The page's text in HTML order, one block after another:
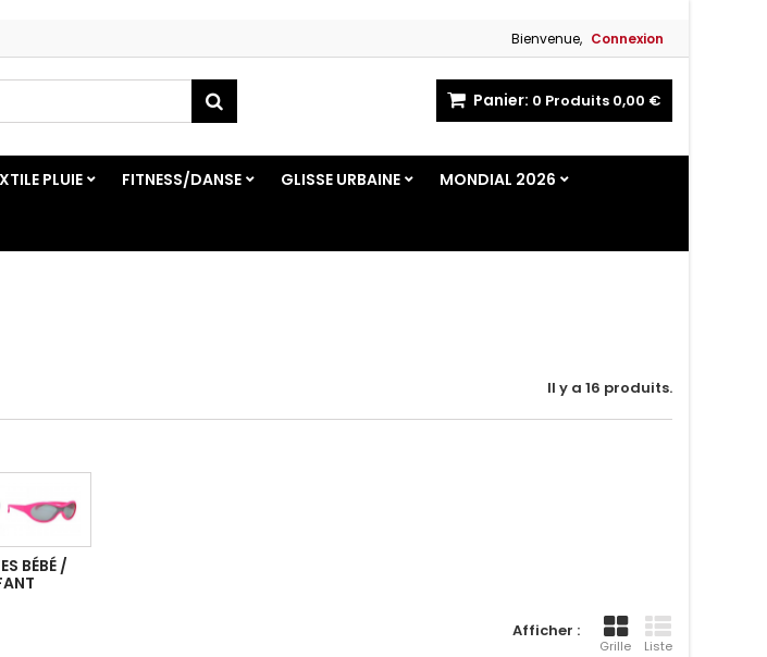
Bienvenue, Connexion
Panier: 0 Produits 0,00 €
PLUIE FITNESS/DANSE GLISSE URBAINE MONDIAL 2026
Il y a 16 produits.
BÉBÉ /
Afficher :
Grille Liste